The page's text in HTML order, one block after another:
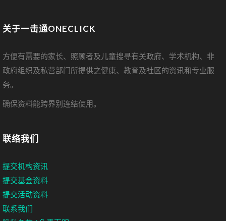
关于一击通ONECLICK
方便有需要的家长、照顾者及儿童搜寻有关政府、学术机构、非
政府组织及私营部门所提供之健康、教育及社区的资讯和专业服
务。
确保资料能跨界别连结使用。
联络我们
提交机构资讯
提交基金资料
提交活动资料
联系我们